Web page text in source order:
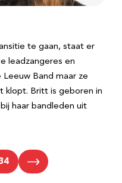
te gaan, staat er
leadzangeres en
Band maar ze
klopt. Britt is geboren in
haar bandleden uit